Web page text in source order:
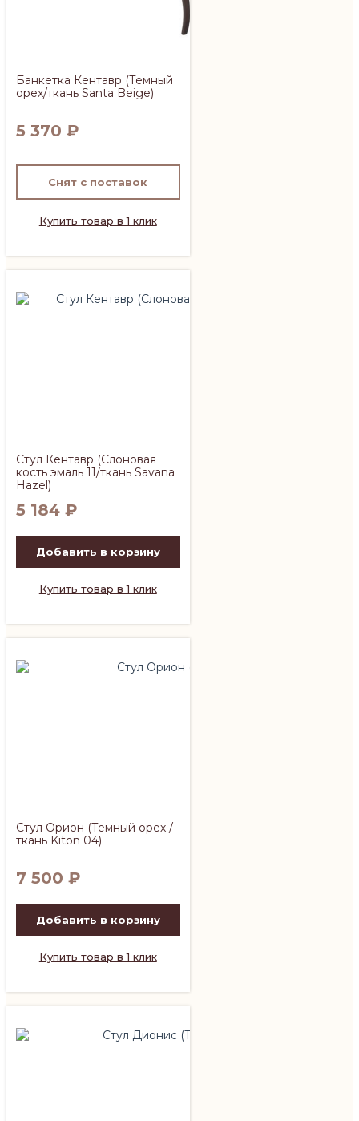
Банкетка Кентавр (Темный
орех/ткань Santa Beige)
5 370 ₽
Снят с поставок
Купить товар в 1 клик
Стул Кентавр (Слоновая
кость эмаль 11/ткань Savana
Hazel)
5 184 ₽
Добавить в корзину
Купить товар в 1 клик
Стул Орион (Темный орех /
ткань Kiton 04)
7 500 ₽
Добавить в корзину
Купить товар в 1 клик